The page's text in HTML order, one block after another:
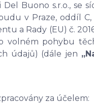
Buono s.r.o., se
v Praze, oddíl C,
a Rady (EU) č.
volném pohybu
údajů) (dále jen
za účelem: